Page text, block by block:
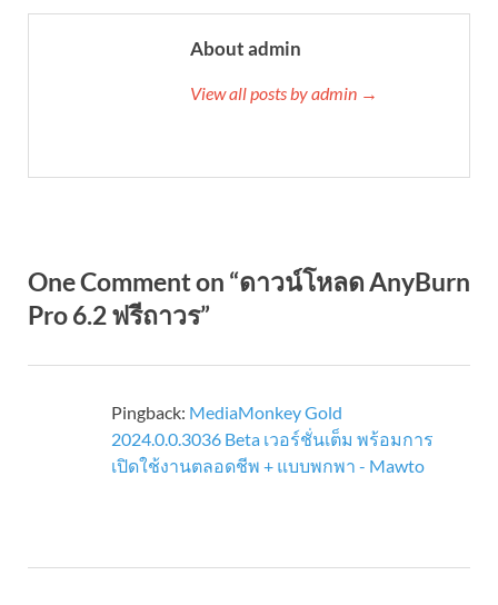
About admin
View all posts by admin →
One Comment on “ดาวน์โหลด AnyBurn
Pro 6.2 ฟรีถาวร”
Pingback: MediaMonkey Gold
2024.0.0.3036 Beta เวอร์ชั่นเต็ม พร้อมการ
เปิดใช้งานตลอดชีพ + แบบพกพา - Mawto